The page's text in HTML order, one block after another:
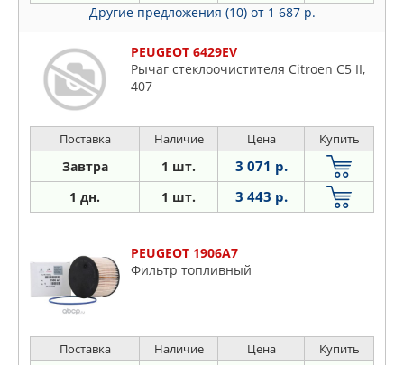
Другие предложения (10) от 1 687 р.
PEUGEOT 6429EV
Рычаг стеклоочистителя Citroen C5 II,
407
Поставка Наличие Цена Купить
Завтра 1 шт. 3 071 р.
1 дн. 1 шт. 3 443 р.
PEUGEOT 1906A7
Фильтр топливный
Поставка Наличие Цена Купить